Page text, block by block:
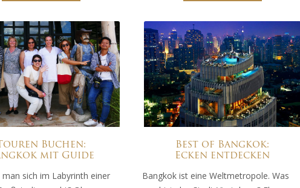
Buchen:
mit Guide
sich im Labyrinth einer
Best of Bangkok:
Ecken entdecken
Bangkok ist eine Weltmetropole. Was